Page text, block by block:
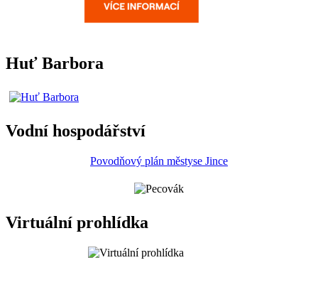
Huť Barbora
Vodní hospodářství
Povodňový plán městyse Jince
Virtuální prohlídka